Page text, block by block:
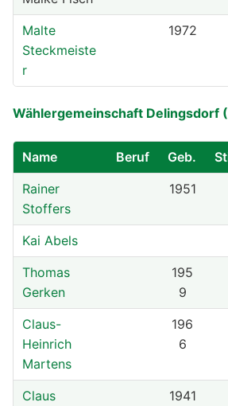
Malte
Steckmeiste
r
1972
Wählergemeinschaft Delingsdorf
Name Beruf Geb.
Rainer
Stoffers
1951
Kai Abels
Thomas
Gerken
195
9
Claus-
Heinrich
Martens
196
6
Claus
1941